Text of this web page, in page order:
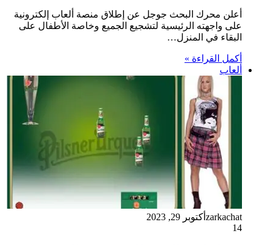
أعلن محرك البحث جوجل عن إطلاق منصة ألعاب إلكترونية
على واجهته الرئيسية لتشجيع الجميع وخاصة الأطفال على
البقاء في المنزل…
أكمل القراءة »
ألعاب
zarkachat أكتوبر 29, 2023
14